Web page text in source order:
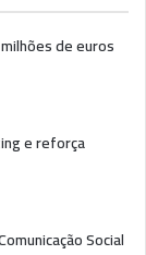
de euros
e reforça
Social